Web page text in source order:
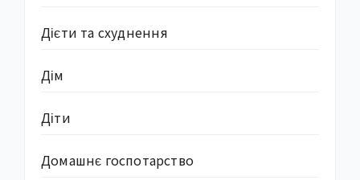
Дієти та схуднення
Дім
Діти
Домашнє госпотарство